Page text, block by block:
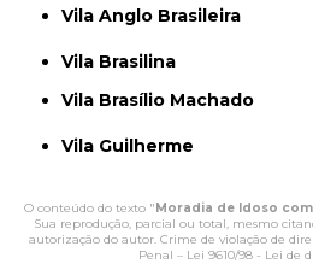
Vila Anglo Brasileira
Vila Brasilina
Vila Brasílio Machado
Vila Guilherme
O conteúdo do texto "Moradia de Idoso
Sua reprodução, parcial ou total, mesmo
autorização do autor. Crime de violação de
Penal – Lei 9610/98 - Lei de